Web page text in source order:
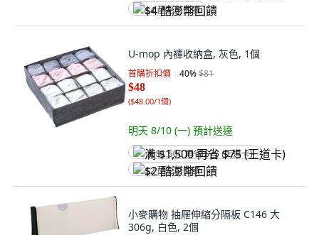
$4 酷澎幣回饋
U-mop 內褲收納盒, 灰色, 1個
首購折扣價 40%$81
$48
($48.00/1個)
明天 8/10 (一) 預計送達
满 $1,500 再省 $75 (王道卡)
$2 酷澎幣回饋
小麥購物 抽屜伸縮分隔板 C146 大
306g, 白色, 2個